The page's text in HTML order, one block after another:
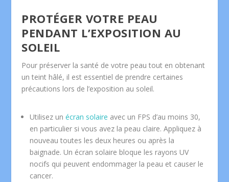
PROTÉGER VOTRE PEAU
PENDANT L’EXPOSITION AU
SOLEIL
Pour préserver la santé de votre peau tout en obtenant
un teint hâlé, il est essentiel de prendre certaines
précautions lors de l’exposition au soleil.
Utilisez unécran solaire avec un FPS d’au moins 30,
en particulier si vous avez la peau claire. Appliquez à
nouveau toutes les deux heures ou après la
baignade. Un écran solaire bloque les rayons UV
nocifs qui peuvent endommager la peau et causer le
cancer.